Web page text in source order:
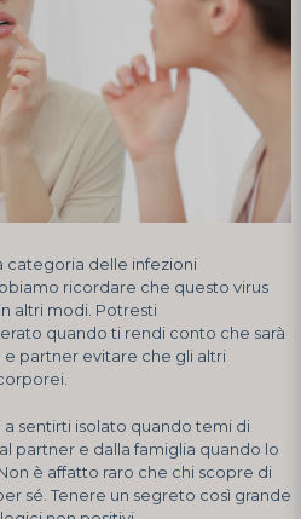
categoria delle infezioni
ricordare che questo virus
altri modi. Potresti
quando ti rendi conto che sarà
partner evitare che gli altri
sentirti isolato quando temi di
partner e dalla famiglia quando lo
è affatto raro che chi scopre di
sé. Tenere un segreto così grande